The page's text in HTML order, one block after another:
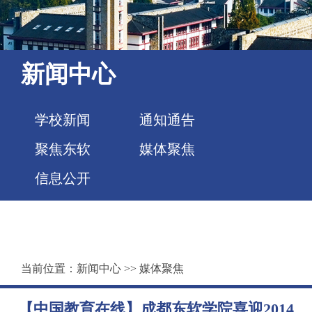
新闻中心
学校新闻
通知通告
聚焦东软
媒体聚焦
信息公开
当前位置： 新闻中心 >> 媒体聚焦